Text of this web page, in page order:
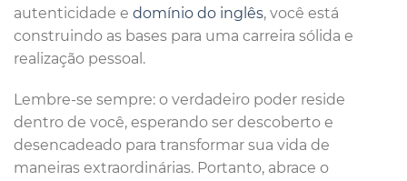
autenticidade e domínio do inglês, você está
construindo as bases para uma carreira sólida e
realização pessoal.
Lembre-se sempre: o verdadeiro poder reside
dentro de você, esperando ser descoberto e
desencadeado para transformar sua vida de
maneiras extraordinárias. Portanto, abrace o